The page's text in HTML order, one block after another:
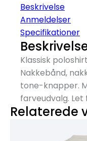
Beskrivelse
Anmeldelser
Specifikationer
Klassisk
Nakkebånd,
tone-knapper.
farveudvalg. Let
Relaterede